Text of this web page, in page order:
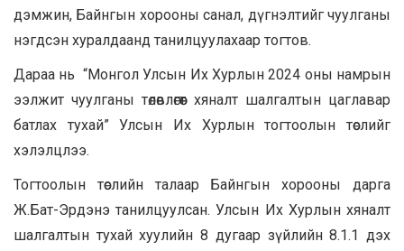
дэмжин, Байнгын хорооны санал, дүгнэлтийг чуулганы
нэгдсэн хуралдаанд танилцуулахаар тогтов.
Дараа нь “Монгол Улсын Их Хурлын 2024 оны намрын
ээлжит чуулганы төлөвлөгөөт хяналт шалгалтын цаглавар
батлах тухай” Улсын Их Хурлын тогтоолын төслийг
хэлэлцлээ.
Тогтоолын төслийн талаар Байнгын хорооны дарга
Ж.Бат-Эрдэнэ танилцуулсан. Улсын Их Хурлын хяналт
шалгалтын тухай хуулийн 8 дугаар зүйлийн 8.1.1 дэх